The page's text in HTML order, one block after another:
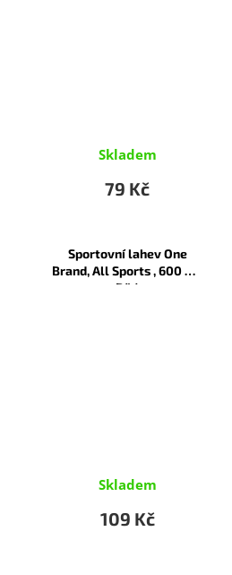
Skladem
79 Kč
Sportovní lahev One
Brand, All Sports , 600 ml,
Bílá
Skladem
109 Kč